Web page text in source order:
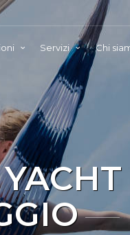
Servizi Chi